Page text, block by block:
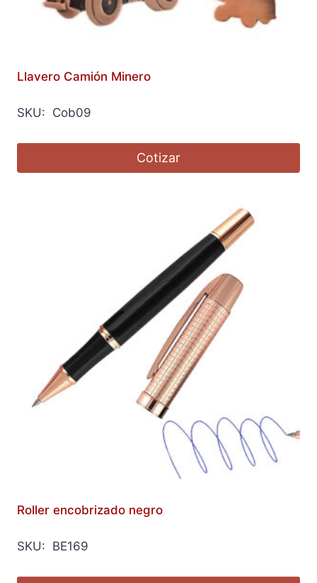
Llavero Camión Minero
SKU: Cob09
Cotizar
Roller encobrizado negro
SKU: BE169